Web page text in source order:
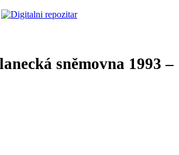
sněmovna 1993 –